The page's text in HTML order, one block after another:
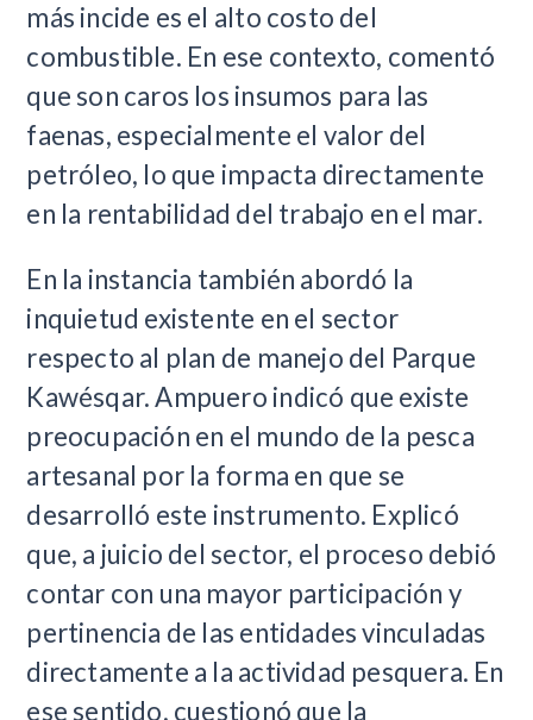
más incide es el alto costo del
combustible. En ese contexto, comentó
que son caros los insumos para las
faenas, especialmente el valor del
petróleo, lo que impacta directamente
en la rentabilidad del trabajo en el mar.
En la instancia también abordó la
inquietud existente en el sector
respecto al plan de manejo del Parque
Kawésqar. Ampuero indicó que existe
preocupación en el mundo de la pesca
artesanal por la forma en que se
desarrolló este instrumento. Explicó
que, a juicio del sector, el proceso debió
contar con una mayor participación y
pertinencia de las entidades vinculadas
directamente a la actividad pesquera. En
ese sentido, cuestionó que la